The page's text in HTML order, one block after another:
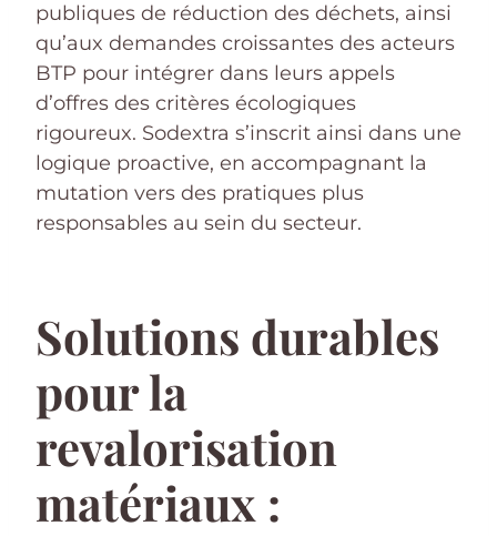
publiques de réduction des déchets, ainsi
qu’aux demandes croissantes des acteurs
BTP pour intégrer dans leurs appels
d’offres des critères écologiques
rigoureux. Sodextra s’inscrit ainsi dans une
logique proactive, en accompagnant la
mutation vers des pratiques plus
responsables au sein du secteur.
Solutions durables
pour la
revalorisation
matériaux :